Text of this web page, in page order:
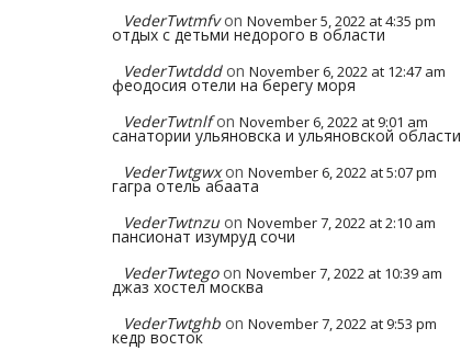
VederTwtmfv on November 5, 2022 at 4:35 pm
отдых с детьми недорого в области
VederTwtddd on November 6, 2022 at 12:47 am
феодосия отели на берегу моря
VederTwtnlf on November 6, 2022 at 9:01 am
санатории ульяновска и ульяновской области
VederTwtgwx on November 6, 2022 at 5:07 pm
гагра отель абаата
VederTwtnzu on November 7, 2022 at 2:10 am
пансионат изумруд сочи
VederTwtego on November 7, 2022 at 10:39 am
джаз хостел москва
VederTwtghb on November 7, 2022 at 9:53 pm
кедр восток